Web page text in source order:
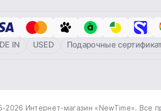
IN USED Подарочные
2026 Интернет-магазин «NewTime». Все